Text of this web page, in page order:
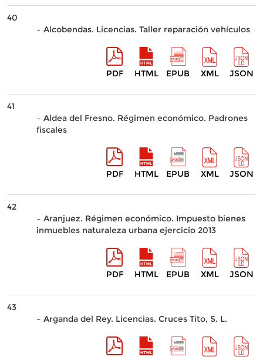
40
– Alcobendas. Licencias. Taller reparación vehículos
PDF HTML EPUB XML JSON
41
– Aldea del Fresno. Régimen económico. Padrones
fiscales
PDF HTML EPUB XML JSON
42
– Aranjuez. Régimen económico. Impuesto bienes
inmuebles naturaleza urbana ejercicio 2013
PDF HTML EPUB XML JSON
43
– Arganda del Rey. Licencias. Cruces Tito, S. L.